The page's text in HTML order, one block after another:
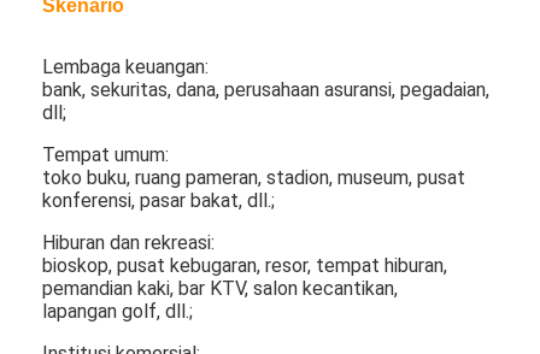
Video
Tur Pabrik
Kontrol kualitas
Hubungi kami
Berita
Skenario
Lembaga keuangan:
bank, sekuritas, dana, perusahaan asuransi, pegadaian,
dll;
Tempat umum:
toko buku, ruang pameran, stadion, museum, pusat
konferensi, pasar bakat, dll.;
Hiburan dan rekreasi:
bioskop, pusat kebugaran, resor, tempat hiburan,
pemandian kaki, bar KTV, salon kecantikan,
lapangan golf, dll.;